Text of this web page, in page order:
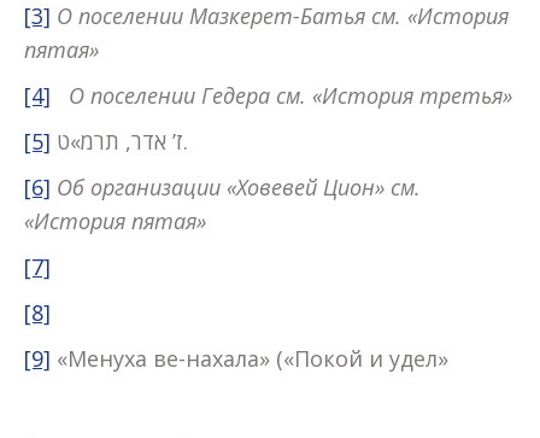
[3] О поселении Мазкерет-Батья см. «История
пятая»
[4]
О поселении Гедера см. «История третья»
[5]
ז’ אדר, תרמ»ט.
[6] Об организации «Ховевей Цион» см.
«История пятая»
[7]
[8]
[9] «Менуха ве-нахала» («Покой и удел»